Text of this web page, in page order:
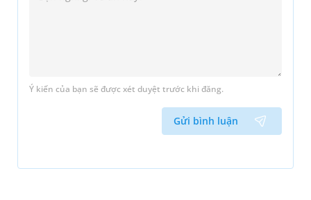
Ý kiến của bạn sẽ được xét duyệt trước khi đăng.
Gửi bình luận